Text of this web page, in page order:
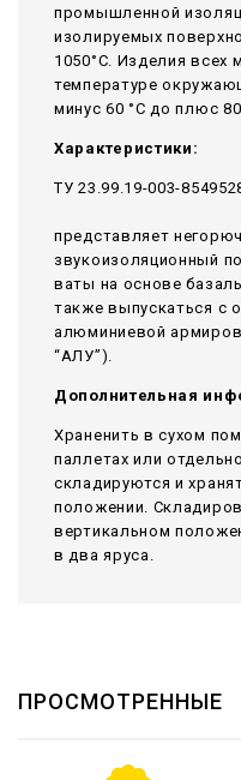
промышленной
изолируемых
1050°С. Изделия всех
температуре
минус 60 °С до плюс 80
Характеристики:
ТУ 23.99.19-003-
представляет
звукоизоляционный
ваты на основе
также выпускаться с
алюминиевой
“АЛУ”).
Дополнительная
Храненить в сухом
паллетах или
складируются и
положении.
вертикальном
в два яруса.
ПРОСМОТРЕННЫЕ